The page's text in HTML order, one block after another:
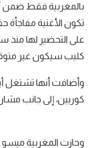
بالمغربية فقط ضمن
تكون الأغنية مفاجأة
على التحضير لها منذ
كليب سيكون غير
وأضافت أنها تشتغل
كوريين، إلى جانب
وحازت المغربية ميسو